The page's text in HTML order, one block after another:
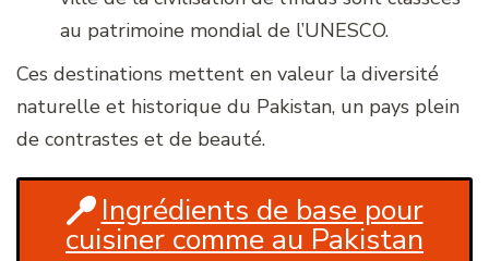
au patrimoine mondial de l’UNESCO.
Ces destinations mettent en valeur la diversité
naturelle et historique du Pakistan, un pays plein
de contrastes et de beauté.
Ingrédients de base pour
cuisiner comme au Pakistan